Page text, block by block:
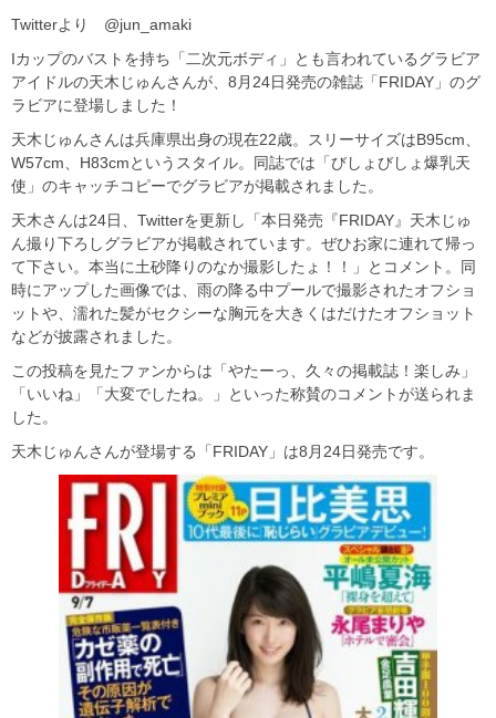
Twitterより @jun_amaki
Iカップのバストを持ち「二次元ボディ」とも言われているグラビア
アイドルの天木じゅんさんが、8月24日発売の雑誌「FRIDAY」のグ
ラビアに登場しました！
天木じゅんさんは兵庫県出身の現在22歳。スリーサイズはB95cm、
W57cm、H83cmというスタイル。同誌では「びしょびしょ爆乳天
使」のキャッチコピーでグラビアが掲載されました。
天木さんは24日、Twitterを更新し「本日発売『FRIDAY』天木じゅ
ん撮り下ろしグラビアが掲載されています。ぜひお家に連れて帰っ
て下さい。本当に土砂降りのなか撮影したょ！！」とコメント。同
時にアップした画像では、雨の降る中プールで撮影されたオフショ
ットや、濡れた髪がセクシーな胸元を大きくはだけたオフショット
などが披露されました。
この投稿を見たファンからは「やたーっ、久々の掲載誌！楽しみ」
「いいね」「大変でしたね。」といった称賛のコメントが送られま
した。
天木じゅんさんが登場する「FRIDAY」は8月24日発売です。